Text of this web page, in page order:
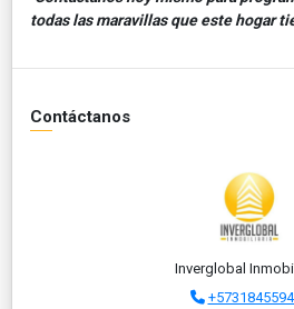
todas las maravillas que este hogar
Contáctanos
Inverglobal